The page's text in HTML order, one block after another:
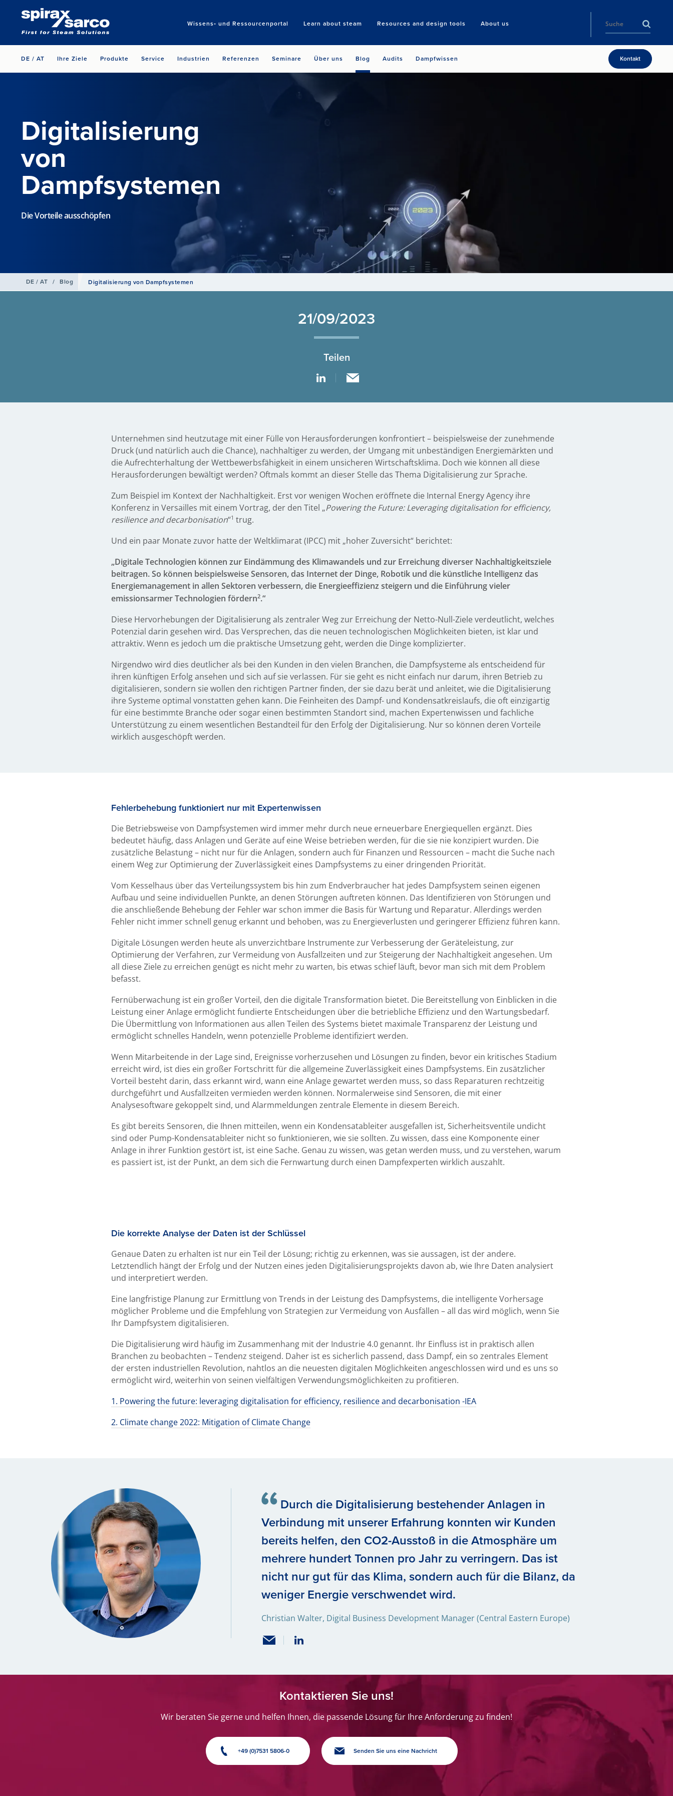
Wissens‑ und Ressourcenportal Learn about steam Resources and design tools About us
Search
DE / AT Ihre Ziele Produkte Service Industrien Referenzen Seminare Über uns Blog Audits Dampfwissen Kontakt
Digitalisierung
von
Dampfsystemen
Die Vorteile ausschöpfen
DE / AT / Blog Digitalisierung von Dampfsystemen
21/09/2023
Teilen
Unternehmen sind heutzutage mit einer Fülle von Herausforderungen konfrontiert – beispielsweise der zunehmende
Druck (und natürlich auch die Chance), nachhaltiger zu werden, der Umgang mit unbeständigen Energiemärkten und
die Aufrechterhaltung der Wettbewerbsfähigkeit in einem unsicheren Wirtschaftsklima. Doch wie können all diese
Herausforderungen bewältigt werden? Oftmals kommt an dieser Stelle das Thema Digitalisierung zur Sprache.
Zum Beispiel im Kontext der Nachhaltigkeit. Erst vor wenigen Wochen eröffnete die Internal Energy Agency ihre
Konferenz in Versailles mit einem Vortrag, der den Titel „Powering the Future: Leveraging digitalisation for efficiency,
resilience and decarbonisation“1 trug.
Und ein paar Monate zuvor hatte der Weltklimarat (IPCC) mit „hoher Zuversicht“ berichtet:
„Digitale Technologien können zur Eindämmung des Klimawandels und zur Erreichung diverser Nachhaltigkeitsziele
beitragen. So können beispielsweise Sensoren, das Internet der Dinge, Robotik und die künstliche Intelligenz das
Energiemanagement in allen Sektoren verbessern, die Energieeffizienz steigern und die Einführung vieler
emissionsarmer Technologien fördern2.“
Diese Hervorhebungen der Digitalisierung als zentraler Weg zur Erreichung der Netto-Null-Ziele verdeutlicht, welches
Potenzial darin gesehen wird. Das Versprechen, das die neuen technologischen Möglichkeiten bieten, ist klar und
attraktiv. Wenn es jedoch um die praktische Umsetzung geht, werden die Dinge komplizierter.
Nirgendwo wird dies deutlicher als bei den Kunden in den vielen Branchen, die Dampfsysteme als entscheidend für
ihren künftigen Erfolg ansehen und sich auf sie verlassen. Für sie geht es nicht einfach nur darum, ihren Betrieb zu
digitalisieren, sondern sie wollen den richtigen Partner finden, der sie dazu berät und anleitet, wie die Digitalisierung
ihre Systeme optimal vonstatten gehen kann. Die Feinheiten des Dampf- und Kondensatkreislaufs, die oft einzigartig
für eine bestimmte Branche oder sogar einen bestimmten Standort sind, machen Expertenwissen und fachliche
Unterstützung zu einem wesentlichen Bestandteil für den Erfolg der Digitalisierung. Nur so können deren Vorteile
wirklich ausgeschöpft werden.
Fehlerbehebung funktioniert nur mit Expertenwissen
Die Betriebsweise von Dampfsystemen wird immer mehr durch neue erneuerbare Energiequellen ergänzt. Dies
bedeutet häufig, dass Anlagen und Geräte auf eine Weise betrieben werden, für die sie nie konzipiert wurden. Die
zusätzliche Belastung – nicht nur für die Anlagen, sondern auch für Finanzen und Ressourcen – macht die Suche nach
einem Weg zur Optimierung der Zuverlässigkeit eines Dampfsystems zu einer dringenden Priorität.
Vom Kesselhaus über das Verteilungssystem bis hin zum Endverbraucher hat jedes Dampfsystem seinen eigenen
Aufbau und seine individuellen Punkte, an denen Störungen auftreten können. Das Identifizieren von Störungen und
die anschließende Behebung der Fehler war schon immer die Basis für Wartung und Reparatur. Allerdings werden
Fehler nicht immer schnell genug erkannt und behoben, was zu Energieverlusten und geringerer Effizienz führen kann.
Digitale Lösungen werden heute als unverzichtbare Instrumente zur Verbesserung der Geräteleistung, zur
Optimierung der Verfahren, zur Vermeidung von Ausfallzeiten und zur Steigerung der Nachhaltigkeit angesehen. Um
all diese Ziele zu erreichen genügt es nicht mehr zu warten, bis etwas schief läuft, bevor man sich mit dem Problem
befasst.
Fernüberwachung ist ein großer Vorteil, den die digitale Transformation bietet. Die Bereitstellung von Einblicken in die
Leistung einer Anlage ermöglicht fundierte Entscheidungen über die betriebliche Effizienz und den Wartungsbedarf.
Die Übermittlung von Informationen aus allen Teilen des Systems bietet maximale Transparenz der Leistung und
ermöglicht schnelles Handeln, wenn potenzielle Probleme identifiziert werden.
Wenn Mitarbeitende in der Lage sind, Ereignisse vorherzusehen und Lösungen zu finden, bevor ein kritisches Stadium
erreicht wird, ist dies ein großer Fortschritt für die allgemeine Zuverlässigkeit eines Dampfsystems. Ein zusätzlicher
Vorteil besteht darin, dass erkannt wird, wann eine Anlage gewartet werden muss, so dass Reparaturen rechtzeitig
durchgeführt und Ausfallzeiten vermieden werden können. Normalerweise sind Sensoren, die mit einer
Analysesoftware gekoppelt sind, und Alarmmeldungen zentrale Elemente in diesem Bereich.
Es gibt bereits Sensoren, die Ihnen mitteilen, wenn ein Kondensatableiter ausgefallen ist, Sicherheitsventile undicht
sind oder Pump-Kondensatableiter nicht so funktionieren, wie sie sollten. Zu wissen, dass eine Komponente einer
Anlage in ihrer Funktion gestört ist, ist eine Sache. Genau zu wissen, was getan werden muss, und zu verstehen, warum
es passiert ist, ist der Punkt, an dem sich die Fernwartung durch einen Dampfexperten wirklich auszahlt.
Die korrekte Analyse der Daten ist der Schlüssel
Genaue Daten zu erhalten ist nur ein Teil der Lösung; richtig zu erkennen, was sie aussagen, ist der andere.
Letztendlich hängt der Erfolg und der Nutzen eines jeden Digitalisierungsprojekts davon ab, wie Ihre Daten analysiert
und interpretiert werden.
Eine langfristige Planung zur Ermittlung von Trends in der Leistung des Dampfsystems, die intelligente Vorhersage
möglicher Probleme und die Empfehlung von Strategien zur Vermeidung von Ausfällen – all das wird möglich, wenn Sie
Ihr Dampfsystem digitalisieren.
Die Digitalisierung wird häufig im Zusammenhang mit der Industrie 4.0 genannt. Ihr Einfluss ist in praktisch allen
Branchen zu beobachten – Tendenz steigend. Daher ist es sicherlich passend, dass Dampf, ein so zentrales Element
der ersten industriellen Revolution, nahtlos an die neuesten digitalen Möglichkeiten angeschlossen wird und es uns so
ermöglicht wird, weiterhin von seinen vielfältigen Verwendungsmöglichkeiten zu profitieren.
1. Powering the future: leveraging digitalisation for efficiency, resilience and decarbonisation -IEA
2. Climate change 2022: Mitigation of Climate Change
Durch die Digi­talisierung bestehender Anlagen in
Verbindung mit unserer Erfahrung konnten wir Kunden
bereits helfen, den CO2-Ausstoß in die Atmosphäre um
mehrere hundert Tonnen pro Jahr zu verringern. Das ist
nicht nur gut für das Klima, sondern auch für die Bilanz, da
weniger Energie verschwendet wird.
Christian Walter, Digital Business Development Manager (Central Eastern Europe)
Kontaktieren Sie uns!
Wir beraten Sie gerne und helfen Ihnen, die passende Lösung für Ihre Anforderung zu finden!
+49 (0)7531 5806-0 Senden Sie uns eine Nachricht